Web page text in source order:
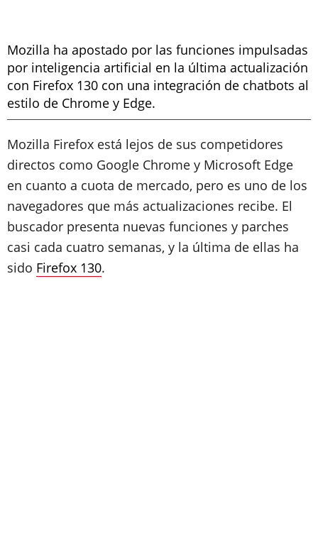
Mozilla ha apostado por las funciones impulsadas
por inteligencia artificial en la última actualización
con Firefox 130 con una integración de chatbots al
estilo de Chrome y Edge.
Mozilla Firefox está lejos de sus competidores
directos como Google Chrome y Microsoft Edge
en cuanto a cuota de mercado, pero es uno de los
navegadores que más actualizaciones recibe. El
buscador presenta nuevas funciones y parches
casi cada cuatro semanas, y la última de ellas ha
sido Firefox 130.